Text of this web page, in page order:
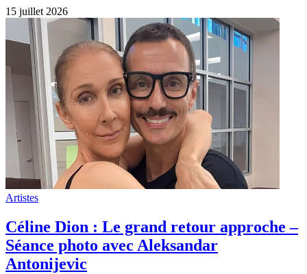
15 juillet 2026
Artistes
Céline Dion : Le grand retour approche –
Séance photo avec Aleksandar
Antonijevic